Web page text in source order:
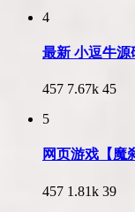
4
最新 小逗牛源
457 7.67k 45
5
网页游戏【魔
457 1.81k 39